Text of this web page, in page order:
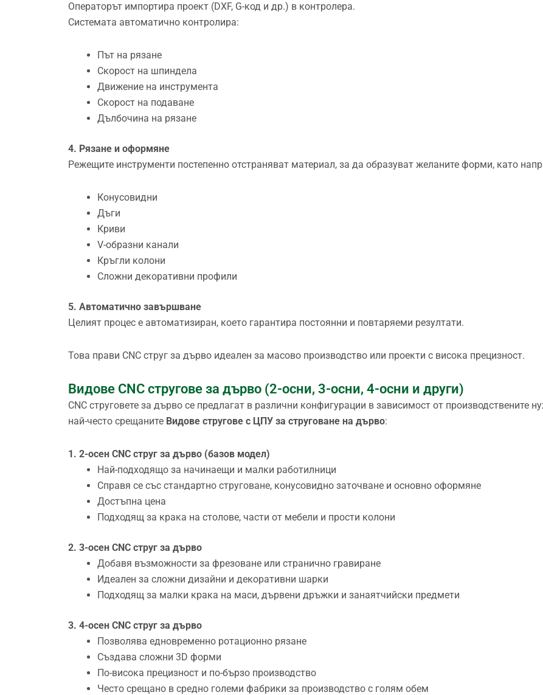
Операторът импортира проект (DXF, G-код и др.) в контролера.
Системата автоматично контролира:
Път на рязане
Скорост на шпиндела
Движение на инструмента
Скорост на подаване
Дълбочина на рязане
4. Рязане и оформяне
Режещите инструменти постепенно отстраняват материал, за да образуват желаните форми, като
Конусовидни
Дъги
Криви
V-образни канали
Кръгли колони
Сложни декоративни профили
5. Автоматично завършване
Целият процес е автоматизиран, което гарантира постоянни и повтаряеми резултати.
Това прави CNC струг за дърво идеален за масово производство или проекти с висока прецизност.
Видове CNC стругове за дърво (2-осни, 3-осни, 4-осни и други)
CNC струговете за дърво се предлагат в различни конфигурации в зависимост от производствените
най-често срещаните Видове стругове с ЦПУ за струговане на дърво:
1. 2-осен CNC струг за дърво (базов модел)
Най-подходящо за начинаещи и малки работилници
Справя се със стандартно струговане, конусовидно заточване и основно оформяне
Достъпна цена
Подходящ за крака на столове, части от мебели и прости колони
2. 3-осен CNC струг за дърво
Добавя възможности за фрезоване или странично гравиране
Идеален за сложни дизайни и декоративни шарки
Подходящ за малки крака на маси, дървени дръжки и занаятчийски предмети
3. 4-осен CNC струг за дърво
Позволява едновременно ротационно рязане
Създава сложни 3D форми
По-висока прецизност и по-бързо производство
Често срещано в средно големи фабрики за производство с голям обем